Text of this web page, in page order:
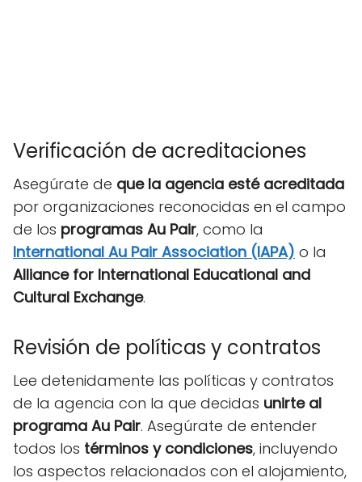
Verificación de acreditaciones
Asegúrate de que la agencia esté acreditada
por organizaciones reconocidas en el campo
de los programas Au Pair, como la
International Au Pair Association (IAPA) o la
Alliance for International Educational and
Cultural Exchange.
Revisión de políticas y contratos
Lee detenidamente las políticas y contratos
de la agencia con la que decidas unirte al
programa Au Pair. Asegúrate de entender
todos los términos y condiciones, incluyendo
los aspectos relacionados con el alojamiento,